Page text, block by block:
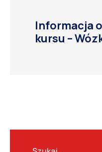
Informacja
kursu –